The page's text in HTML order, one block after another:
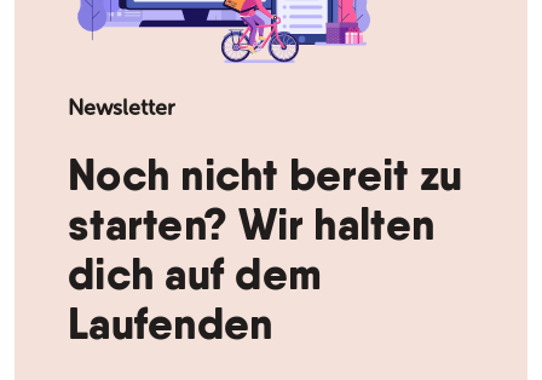
Newsletter
Noch nicht bereit zu
starten? Wir halten
dich auf dem
Laufenden